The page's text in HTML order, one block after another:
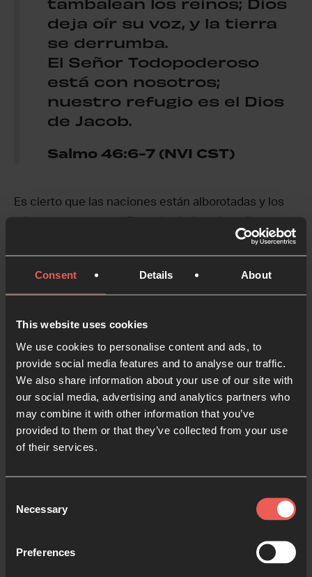
Consent Details About
This website uses cookies
We use cookies to personalise content and ads, to
provide social media features and to analyse our traffic.
We also share information about your use of our site with
our social media, advertising and analytics partners who
may combine it with other information that you’ve
provided to them or that they’ve collected from your use
of their services.
Selection
Necessary
Preferences
deja oír su voz, y la tierra
se derrumba.
El Señor Todopoderoso
está con nosotros;
nuestro refugio es el Dios
de Jacob.
Salmo 46:6-7 (NVI CST)
Es cierto que las naciones están alborotadas y los
Dios levantando su voz y derritiendo la tierra.
¿Qué palabra o palabras podría estar hablando Dios
sobre el alboroto en el mundo de hoy? Recordando
proféticamente ahora sobre la crisis actual.
Haz una pausa y ora
Venid y ved los portentos
desolación sobre la tierra.
Ha puesto fin a las guerras